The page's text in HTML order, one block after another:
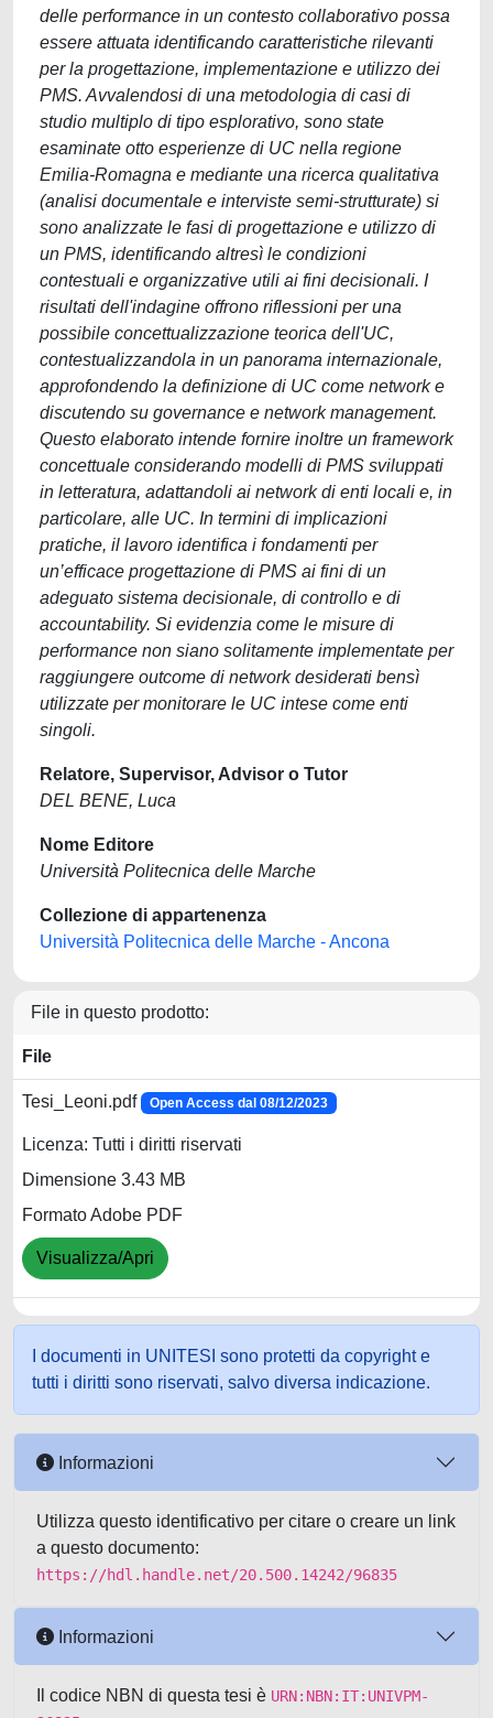
delle performance in un contesto collaborativo possa
essere attuata identificando caratteristiche rilevanti
per la progettazione, implementazione e utilizzo dei
PMS. Avvalendosi di una metodologia di casi di
studio multiplo di tipo esplorativo, sono state
esaminate otto esperienze di UC nella regione
Emilia-Romagna e mediante una ricerca qualitativa
(analisi documentale e interviste semi-strutturate) si
sono analizzate le fasi di progettazione e utilizzo di
un PMS, identificando altresì le condizioni
contestuali e organizzative utili ai fini decisionali. I
risultati dell'indagine offrono riflessioni per una
possibile concettualizzazione teorica dell'UC,
contestualizzandola in un panorama internazionale,
approfondendo la definizione di UC come network e
discutendo su governance e network management.
Questo elaborato intende fornire inoltre un framework
concettuale considerando modelli di PMS sviluppati
in letteratura, adattandoli ai network di enti locali e, in
particolare, alle UC. In termini di implicazioni
pratiche, il lavoro identifica i fondamenti per
un’efficace progettazione di PMS ai fini di un
adeguato sistema decisionale, di controllo e di
accountability. Si evidenzia come le misure di
performance non siano solitamente implementate per
raggiungere outcome di network desiderati bensì
utilizzate per monitorare le UC intese come enti
singoli.
Relatore, Supervisor, Advisor o Tutor
DEL BENE, Luca
Nome Editore
Università Politecnica delle Marche
Collezione di appartenenza
Università Politecnica delle Marche - Ancona
File in questo prodotto:
File
Tesi_Leoni.pdf Open Access dal 08/12/2023
Licenza: Tutti i diritti riservati
Dimensione 3.43 MB
Formato Adobe PDF
Visualizza/Apri
I documenti in UNITESI sono protetti da copyright e
tutti i diritti sono riservati, salvo diversa indicazione.
Informazioni
Utilizza questo identificativo per citare o creare un link
a questo documento:
https://hdl.handle.net/20.500.14242/96835
Informazioni
Il codice NBN di questa tesi è URN:NBN:IT:UNIVPM-